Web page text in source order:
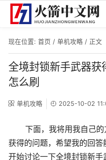
现在位置: 首页 / 单机攻略 / 正文
全境封锁新手武器获
怎么刷
单机攻略 2025-10-02
下面，我将用我自己
获得的问题，希望我的回
开始讨论一下全境封锁新手